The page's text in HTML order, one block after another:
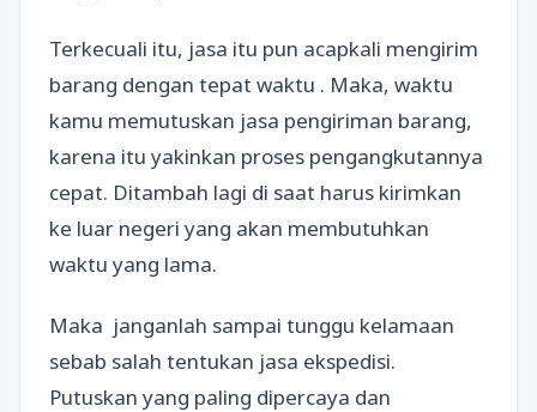
Terkecuali itu, jasa itu pun acapkali mengirim
barang dengan tepat waktu . Maka, waktu
kamu memutuskan jasa pengiriman barang,
karena itu yakinkan proses pengangkutannya
cepat. Ditambah lagi di saat harus kirimkan
ke luar negeri yang akan membutuhkan
waktu yang lama.
Maka janganlah sampai tunggu kelamaan
sebab salah tentukan jasa ekspedisi.
Putuskan yang paling dipercaya dan